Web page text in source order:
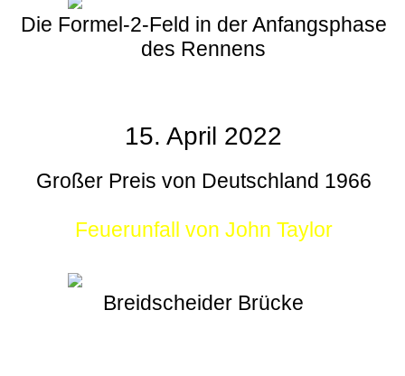
Die Formel-2-Feld in der Anfangsphase
des Rennens
15. April 2022
Großer Preis von Deutschland 1966
Feuerunfall von John Taylor
Breidscheider Brücke